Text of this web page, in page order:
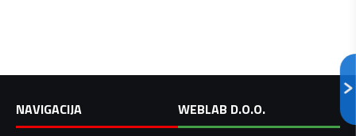
NAVIGACIJA
WEBLAB D.O.O.